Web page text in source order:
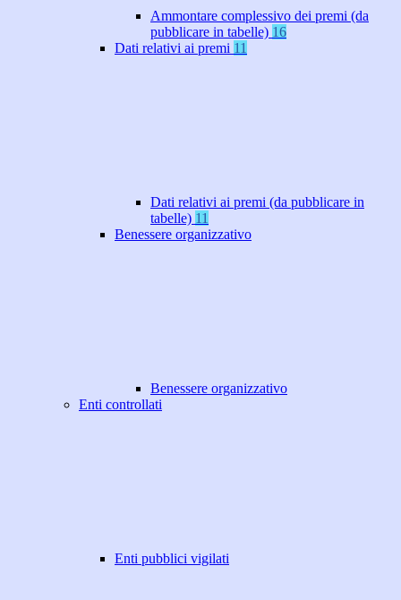
Ammontare complessivo dei premi (da
pubblicare in tabelle) 16
Dati relativi ai premi 11
Dati relativi ai premi (da pubblicare in
tabelle) 11
Benessere organizzativo
Benessere organizzativo
Enti controllati
Enti pubblici vigilati